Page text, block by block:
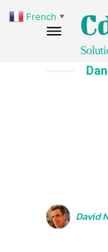
David
French ▼